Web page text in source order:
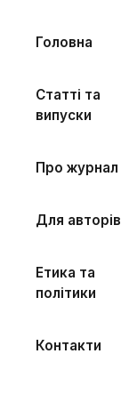
Головна
Статті та
випуски
Про журнал
Для авторів
Етика та
політики
Контакти